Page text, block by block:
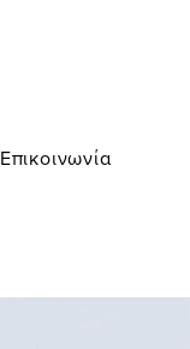
Επικοινωνία